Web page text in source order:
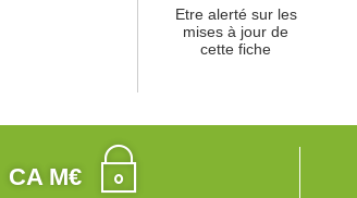
Etre alerté sur les
mises à jour de
cette fiche
CA M€